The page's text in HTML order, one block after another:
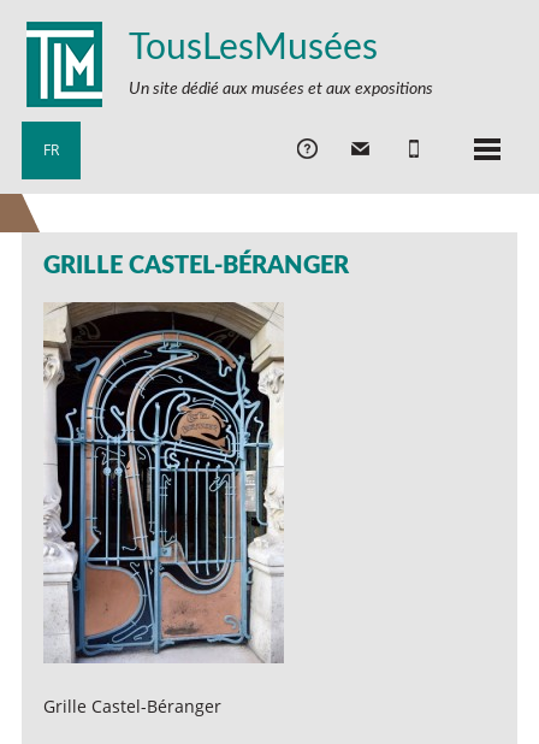
TousLesMusées
Un site dédié aux musées et aux expositions
FR
GRILLE CASTEL-BÉRANGER
Grille Castel-Béranger